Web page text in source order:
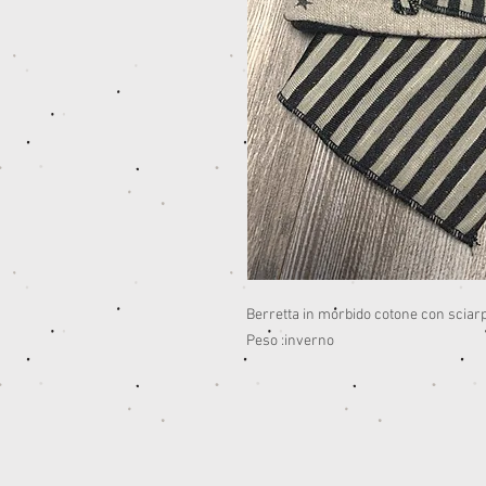
Berretta in morbido cotone con
Peso :inverno